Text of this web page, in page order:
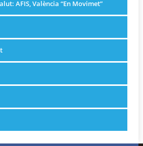
AFIS, València “En Movimet”